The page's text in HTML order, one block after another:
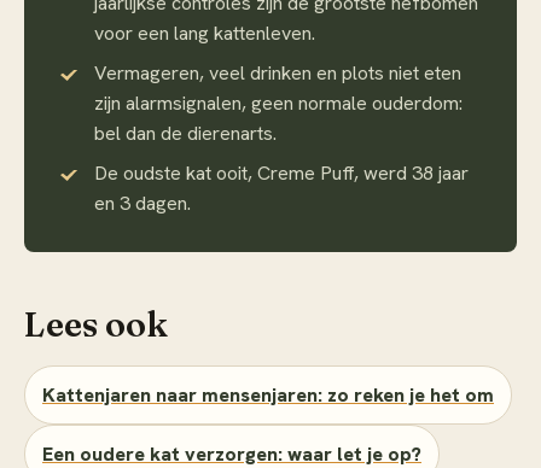
voor een lang kattenleven.
Vermageren, veel drinken en plots niet eten
zijn alarmsignalen, geen normale ouderdom:
bel dan de dierenarts.
De oudste kat ooit, Creme Puff, werd 38 jaar
en 3 dagen.
Lees ook
Kattenjaren naar mensenjaren: zo reken je het om
Een oudere kat verzorgen: waar let je op?